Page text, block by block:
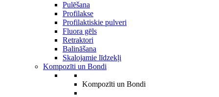
Pulēšana
Profilakse
Profilaktiskie pulveri
Fluora gēls
Retraktori
Balināšana
Skalojamie līdzekļi
Kompozīti un Bondi
Kompozīti un Bondi